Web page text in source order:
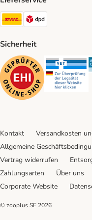
DHL Shipping Method
Sicherheit
Security
Kontakt Versandkosten
Allgemeine
Vertrag widerrufen
Zahlungsarten
Über uns
Corporate Website
© zooplus SE 2026